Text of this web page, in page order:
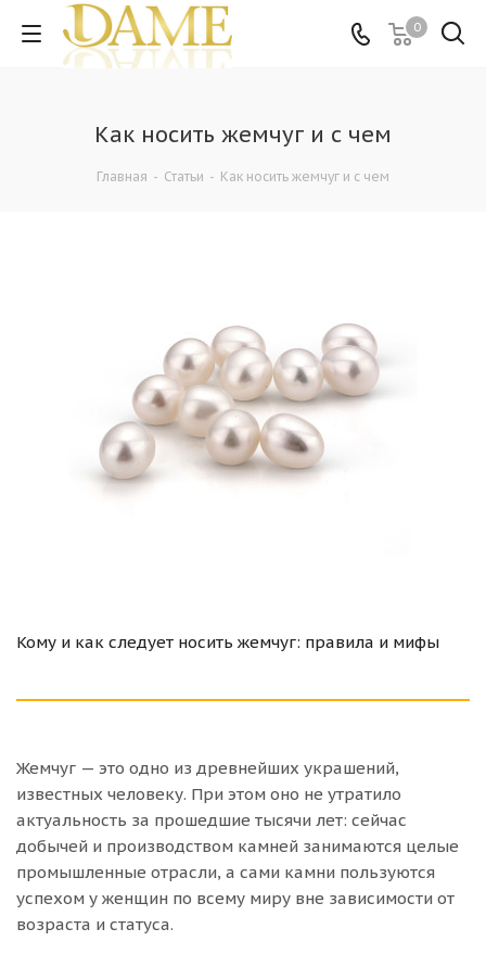
0
Как носить жемчуг и с чем
Главная - Статьи - Как носить жемчуг и с чем
Кому и как следует носить жемчуг: правила и мифы
Жемчуг — это одно из древнейших украшений,
известных человеку. При этом оно не утратило
актуальность за прошедшие тысячи лет: сейчас
добычей и производством камней занимаются целые
промышленные отрасли, а сами камни пользуются
успехом у женщин по всему миру вне зависимости от
возраста и статуса.